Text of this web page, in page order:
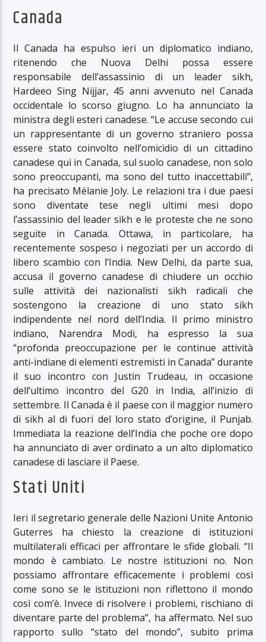
Canada
Il Canada ha espulso ieri un diplomatico indiano,
ritenendo che Nuova Delhi possa essere
responsabile dell’assassinio di un leader sikh,
Hardeeo Sing Nijjar, 45 anni avvenuto nel Canada
occidentale lo scorso giugno. Lo ha annunciato la
ministra degli esteri canadese. “Le accuse secondo cui
un rappresentante di un governo straniero possa
essere stato coinvolto nell’omicidio di un cittadino
canadese qui in Canada, sul suolo canadese, non solo
sono preoccupanti, ma sono del tutto inaccettabili”,
ha precisato Mélanie Joly. Le relazioni tra i due paesi
sono diventate tese negli ultimi mesi dopo
l’assassinio del leader sikh e le proteste che ne sono
seguite in Canada. Ottawa, in particolare, ha
recentemente sospeso i negoziati per un accordo di
libero scambio con l’India. New Delhi, da parte sua,
accusa il governo canadese di chiudere un occhio
sulle attività dei nazionalisti sikh radicali che
sostengono la creazione di uno stato sikh
indipendente nel nord dell’India. Il primo ministro
indiano, Narendra Modi, ha espresso la sua
“profonda preoccupazione per le continue attività
anti-indiane di elementi estremisti in Canada” durante
il suo incontro con Justin Trudeau, in occasione
dell’ultimo incontro del G20 in India, all’inizio di
settembre. Il Canada è il paese con il maggior numero
di sikh al di fuori del loro stato d’origine, il Punjab.
Immediata la reazione dell’India che poche ore dopo
ha annunciato di aver ordinato a un alto diplomatico
canadese di lasciare il Paese.
Stati Uniti
Ieri il segretario generale delle Nazioni Unite Antonio
Guterres ha chiesto la creazione di istituzioni
multilaterali efficaci per affrontare le sfide globali. “Il
mondo è cambiato. Le nostre istituzioni no. Non
possiamo affrontare efficacemente i problemi così
come sono se le istituzioni non riflettono il mondo
così com’è. Invece di risolvere i problemi, rischiano di
diventare parte del problema”, ha affermato. Nel suo
rapporto sullo “stato del mondo”, subito prima